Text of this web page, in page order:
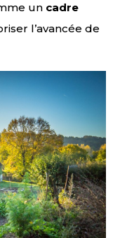
un cadre
l’avancée de